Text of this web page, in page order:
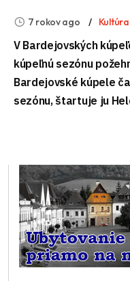
7 rokov ago Kultúra
V Bardejovských
kúpeľnú sezónu
Bardejovské kúpele
sezónu, štartuje ju